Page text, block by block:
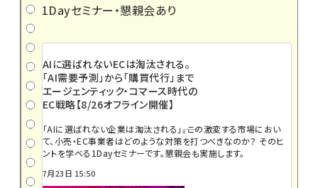
1Dayセミナー・懇親会あり
AIに選ばれないECは淘汰される。
「AI需要予測」から「購買代行」まで
エージェンティック・コマース時代の
EC戦略【8/26オフライン開催】
「AIに選ばれない企業は淘汰される」――。この激変する市場におい
て、小売・EC事業者はどのような対策を打つべきなのか？ そのヒ
ントを学べる1Dayセミナーです。懇親会も実施します。
7月23日 15:50